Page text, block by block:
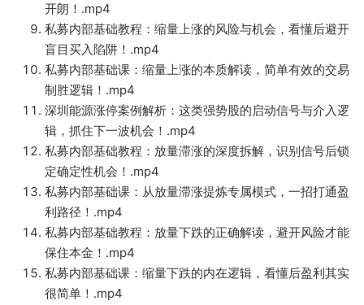
开朗！.mp4
私募内部基础教程：缩量上涨的风险与机会，看懂后避开
盲目买入陷阱！.mp4
私募内部基础课：缩量上涨的本质解读，简单有效的交易
制胜逻辑！.mp4
深圳能源涨停案例解析：这类强势股的启动信号与介入逻
辑，抓住下一波机会！.mp4
私募内部基础教程：放量滞涨的深度拆解，识别信号后锁
定确定性机会！.mp4
私募内部基础课：从放量滞涨提炼专属模式，一招打通盈
利路径！.mp4
私募内部基础教程：放量下跌的正确解读，避开风险才能
保住本金！.mp4
私募内部基础课：缩量下跌的内在逻辑，看懂后盈利其实
很简单！.mp4